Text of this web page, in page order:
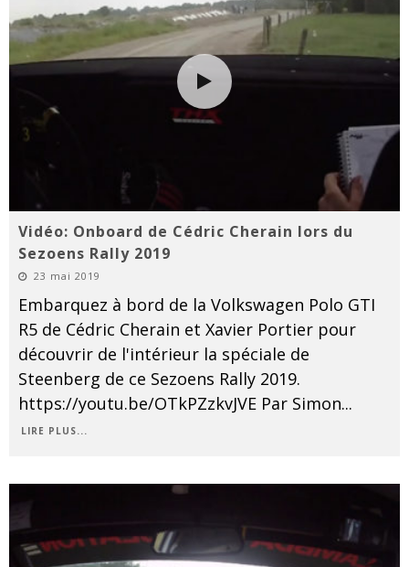
Vidéo: Onboard de Cédric Cherain lors du
Sezoens Rally 2019
23 mai 2019
Embarquez à bord de la Volkswagen Polo GTI
R5 de Cédric Cherain et Xavier Portier pour
découvrir de l'intérieur la spéciale de
Steenberg de ce Sezoens Rally 2019.
https://youtu.be/OTkPZzkvJVE Par Simon...
LIRE PLUS...